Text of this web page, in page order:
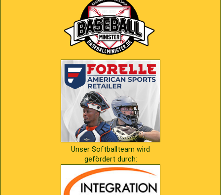
Unser Softballteam wird
gefördert durch: